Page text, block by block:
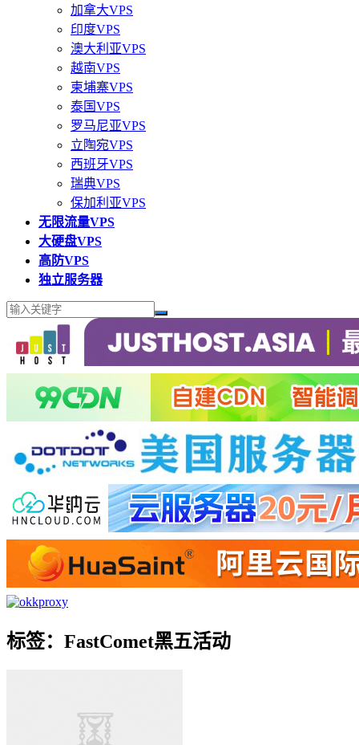
加拿大VPS
印度VPS
澳大利亚VPS
越南VPS
柬埔寨VPS
泰国VPS
罗马尼亚VPS
立陶宛VPS
西班牙VPS
瑞典VPS
保加利亚VPS
无限流量VPS
大硬盘VPS
高防VPS
独立服务器
标签：FastComet黑五活动